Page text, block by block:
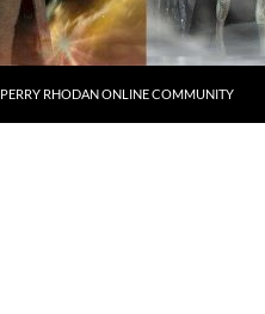
PERRY RHODAN ONLINE COMMUNITY